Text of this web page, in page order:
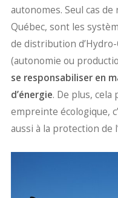
autonomes. Seul cas
Québec, sont les
de distribution
(autonomie ou
se responsabiliser en
d’énergie. De plus,
empreinte écologique,
aussi à la protection de